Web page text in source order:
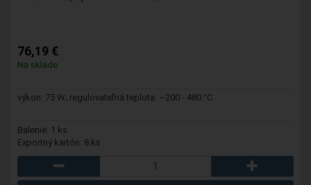
76,19 €
Na sklade
výkon: 75 W; regulovateľná teplota: ~200 - 480 °C
Balenie: 1 ks
Exportný kartón: 8 ks